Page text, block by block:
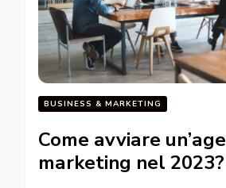
BUSINESS & MARKETING
Come avviare
marketing nel 2023?